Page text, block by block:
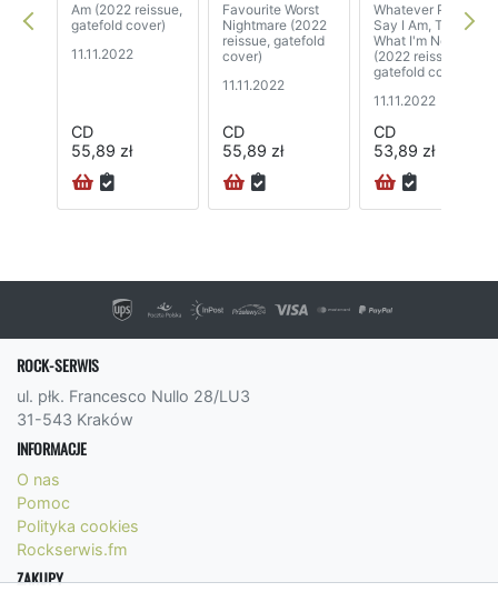
Am (2022 reissue,
gatefold cover)
11.11.2022
CD
55,89 zł
Favourite Worst
Nightmare (2022
reissue, gatefold
cover)
11.11.2022
CD
55,89 zł
Whatever People
Say I Am, That's
What I'm Not
(2022 reissue,
gatefold cover)
11.11.2022
CD
53,89 zł
ROCK-SERWIS
ul. płk. Francesco Nullo 28/LU3
31-543 Kraków
INFORMACJE
O nas
Pomoc
Polityka cookies
Rockserwis.fm
ZAKUPY